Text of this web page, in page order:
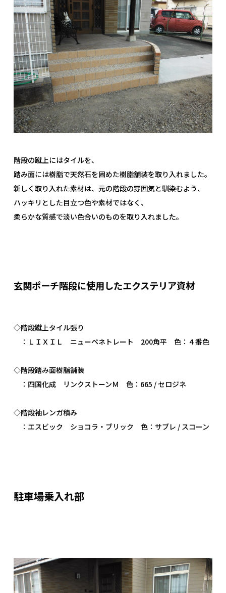
階段の蹴上にはタイルを、
踏み面には樹脂で天然石を固めた樹脂舗装を取り入れました。
新しく取り入れた素材は、元の階段の雰囲気と馴染むよう、
ハッキリとした目立つ色や素材ではなく、
柔らかな質感で淡い色合いのものを取り入れました。
玄関ポーチ階段に使用したエクステリア資材
◇階段蹴上タイル張り
：ＬＩＸＩＬ ニューペネトレート 200角平 色：４番色
◇階段踏み面樹脂舗装
：四国化成 リンクストーンＭ 色：665 / セロジネ
◇階段袖レンガ積み
：エスビック ショコラ・ブリック 色：サブレ / スコーン
駐車場乗入れ部